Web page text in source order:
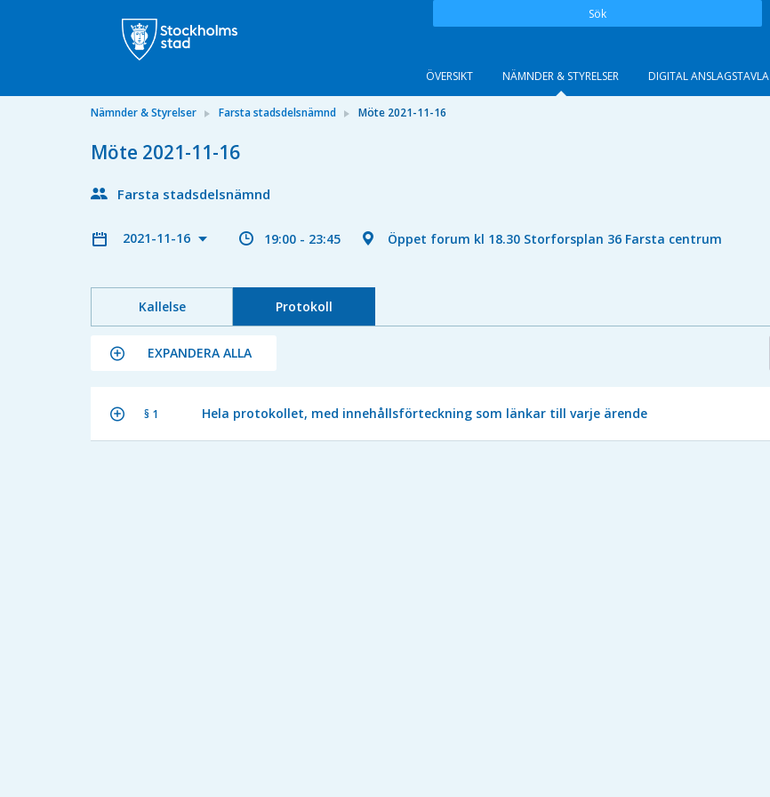
Sök
ÖVERSIKT NÄMNDER & STYRELSER DIGITAL ANSLAGSTAVLA
Nämnder & Styrelser Farsta stadsdelsnämnd Möte 2021-11-16
Möte 2021-11-16
Farsta stadsdelsnämnd
2021-11-16 19:00 - 23:45 Öppet forum kl 18.30 Storforsplan 36 Farsta centrum
Kallelse Protokoll
EXPANDERA ALLA
§ 1 Hela protokollet, med innehållsförteckning som länkar till varje ärende